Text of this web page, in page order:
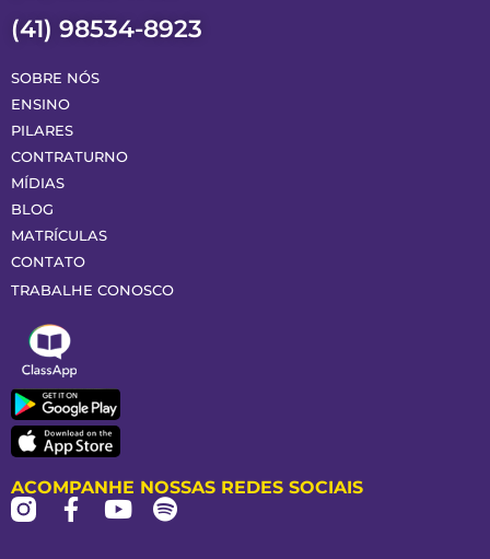
(41) 98534-8923
SOBRE NÓS
ENSINO
PILARES
CONTRATURNO
MÍDIAS
BLOG
MATRÍCULAS
CONTATO
TRABALHE CONOSCO
ACOMPANHE NOSSAS REDES SOCIAIS